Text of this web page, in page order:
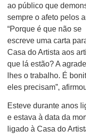
ao público que
sempre o afeto pelos
“Porque é que não se
escreve uma carta
Casa do Artista aos
que lá estão? A
lhes o trabalho. É
eles precisam”,
Esteve durante anos
e estava à data da
ligado à Casa do